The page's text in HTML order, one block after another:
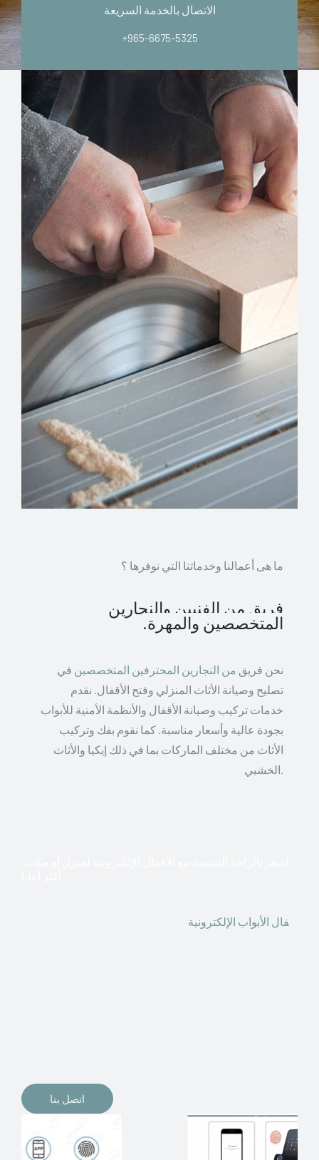
الاتصال بالخدمة السريعة
+965-6675-5325
ما هى أعمالنا وخدماتنا التي نوفرها ؟
فريق من الفنيين والنجارين
المتخصصين والمهرة.
نحن فريق من النجارين المحترفين المتخصصين في
تصليح وصيانة الأثاث المنزلي وفتح الأقفال. نقدم
خدمات تركيب وصيانة الأقفال والأنظمة الأمنية للأبواب
بجودة عالية وأسعار مناسبة. كما نقوم بفك وتركيب
الأثاث من مختلف الماركات بما في ذلك إيكيا والأثاث
الخشبي.
فال الأبواب الإلكترونية
اتصل بنا